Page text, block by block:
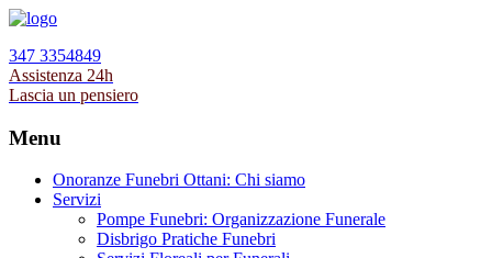
347 3354849
Assistenza 24h
Lascia un pensiero
Menu
Onoranze Funebri Ottani: Chi siamo
Servizi
Pompe Funebri: Organizzazione Funerale
Disbrigo Pratiche Funebri